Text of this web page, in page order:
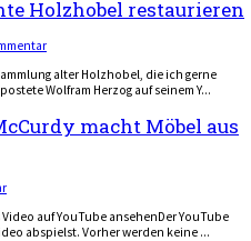
Holzhobel restaurieren
alter Holzhobel, die ich gerne
Wolfram Herzog auf seinem Y...
macht Möbel aus
auf YouTube ansehenDer YouTube
abspielst. Vorher werden keine ...